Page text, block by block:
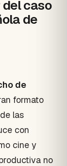
del caso
de
de
formato
las
con
cine y
no